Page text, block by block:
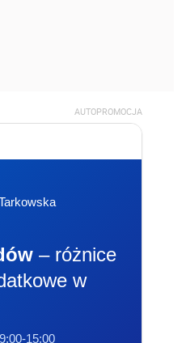
AUTOPROMOCJA
– różnice
w
15:00